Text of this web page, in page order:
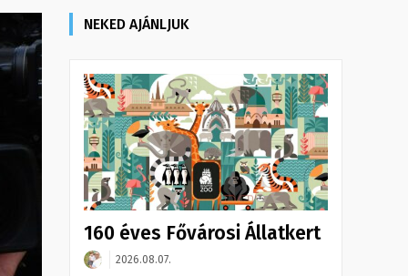
NEKED AJÁNLJUK
160 éves Fővárosi Állatkert
2026.08.07.